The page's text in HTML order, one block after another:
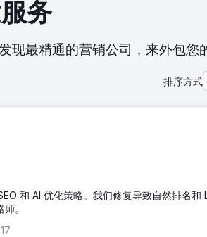
务
最精通的营销公司，来外包您
排序方式
和 AI 优化策略。我们修复导致自然排名和
。